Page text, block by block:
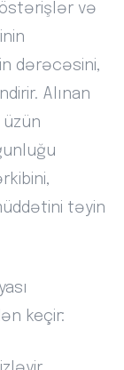
və
dərəcəsini,
Alınan
təyin
keçir: